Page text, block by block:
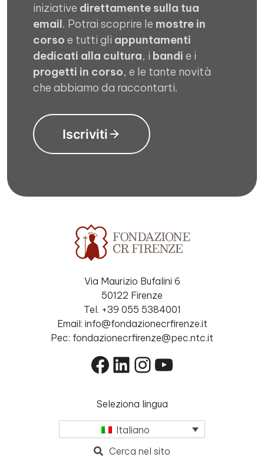
iniziative direttamente sulla tua
email. Potrai scoprire le mostre in
corso e tutti gli appuntamenti
dedicati alla cultura, i bandi e i
progetti in corso, e le tante novità
che abbiamo da raccontarti.
Iscriviti
Via Maurizio Bufalini 6
50122 Firenze
Tel. +39 055 5384001
Email: info@fondazionecrfirenze.it
Pec: fondazionecrfirenze@pec.ntc.it
Facebook
LinkedIn
Instagram
YouTube
Seleziona lingua
Italiano
Cerca nel sito